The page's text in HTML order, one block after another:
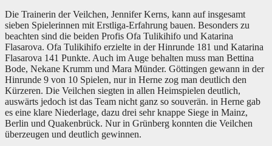
Die Trainerin der Veilchen, Jennifer Kerns, kann auf insgesamt
sieben Spielerinnen mit Erstliga-Erfahrung bauen. Besonders zu
beachten sind die beiden Profis Ofa Tulikihifo und Katarina
Flasarova. Ofa Tulikihifo erzielte in der Hinrunde 181 und Katarina
Flasarova 141 Punkte. Auch im Auge behalten muss man Bettina
Bode, Nekane Krumm und Mara Münder. Göttingen gewann in der
Hinrunde 9 von 10 Spielen, nur in Herne zog man deutlich den
Kürzeren. Die Veilchen siegten in allen Heimspielen deutlich,
auswärts jedoch ist das Team nicht ganz so souverän. in Herne gab
es eine klare Niederlage, dazu drei sehr knappe Siege in Mainz,
Berlin und Quakenbrück. Nur in Grünberg konnten die Veilchen
überzeugen und deutlich gewinnen.